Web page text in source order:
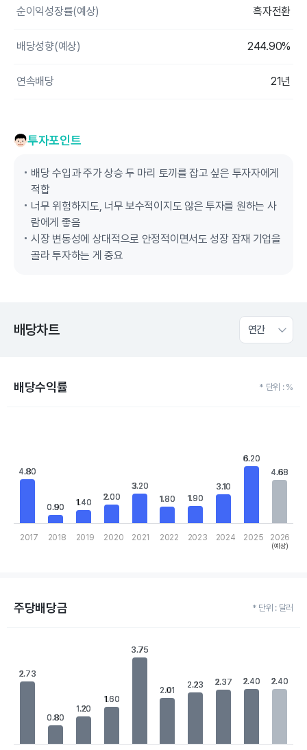
순이익성장률(예상) 흑자전환
배당성향(예상) 244.90%
연속배당 21년
투자포인트
배당 수입과 주가 상승 두 마리 토끼를 잡고 싶은 투자자에게
적합
너무 위험하지도, 너무 보수적이지도 않은 투자를 원하는 사
람에게 좋음
시장 변동성에 상대적으로 안정적이면서도 성장 잠재 기업을
골라 투자하는 게 중요
배당차트 연간
배당수익률 * 단위 : %
The chart has 1 Y axis displaying values. Data ranges from 0.9
4.80
4.80
0.90
0.90 1.40
1.40
2.00
2.00
3.20
3.20
1.80
1.80 1.90
1.90
3.10
3.10
6.20
6.20
4.68
4.68
2017 2018 2019 2020 2021 2022 2023 2024 2025 2026
(예상)
주당배당금 * 단위 : 달러
The chart has 1 X axis displaying categories.
The chart has 1 Y axis displaying values. Data ranges from 0.8
2.73
2.73
0.80
0.80
1.20
1.20
1.60
1.60
3.75
3.75
2.01
2.01
2.23
2.23 2.37
2.37 2.40
2.40 2.40
2.40